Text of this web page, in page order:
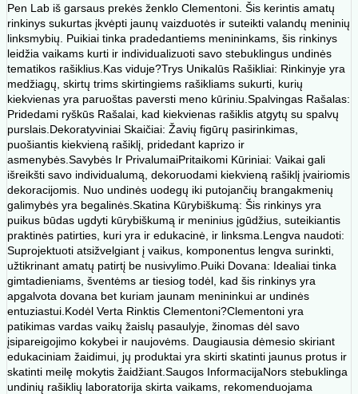
Pen Lab iš garsaus prekės ženklo Clementoni. Šis kerintis amatų
rinkinys sukurtas įkvėpti jaunų vaizduotės ir suteikti valandų meninių
linksmybių. Puikiai tinka pradedantiems menininkams, šis rinkinys
leidžia vaikams kurti ir individualizuoti savo stebuklingus undinės
tematikos rašiklius.Kas viduje?Trys Unikalūs Rašikliai: Rinkinyje yra
medžiagų, skirtų trims skirtingiems rašikliams sukurti, kurių
kiekvienas yra paruoštas paversti meno kūriniu.Spalvingas Rašalas:
Pridedami ryškūs Rašalai, kad kiekvienas rašiklis atgytų su spalvų
purslais.Dekoratyviniai Skaičiai: Žavių figūrų pasirinkimas,
puošiantis kiekvieną rašiklį, pridedant kaprizo ir
asmenybės.Savybės Ir PrivalumaiPritaikomi Kūriniai: Vaikai gali
išreikšti savo individualumą, dekoruodami kiekvieną rašiklį įvairiomis
dekoracijomis. Nuo undinės uodegų iki putojančių brangakmenių
galimybės yra begalinės.Skatina Kūrybiškumą: Šis rinkinys yra
puikus būdas ugdyti kūrybiškumą ir meninius įgūdžius, suteikiantis
praktinės patirties, kuri yra ir edukacinė, ir linksma.Lengva naudoti:
Suprojektuoti atsižvelgiant į vaikus, komponentus lengva surinkti,
užtikrinant amatų patirtį be nusivylimo.Puiki Dovana: Idealiai tinka
gimtadieniams, šventėms ar tiesiog todėl, kad šis rinkinys yra
apgalvota dovana bet kuriam jaunam menininkui ar undinės
entuziastui.Kodėl Verta Rinktis Clementoni?Clementoni yra
patikimas vardas vaikų žaislų pasaulyje, žinomas dėl savo
įsipareigojimo kokybei ir naujovėms. Daugiausia dėmesio skiriant
edukaciniam žaidimui, jų produktai yra skirti skatinti jaunus protus ir
skatinti meilę mokytis žaidžiant.Saugos InformacijaNors stebuklinga
undinių rašiklių laboratorija skirta vaikams, rekomenduojama